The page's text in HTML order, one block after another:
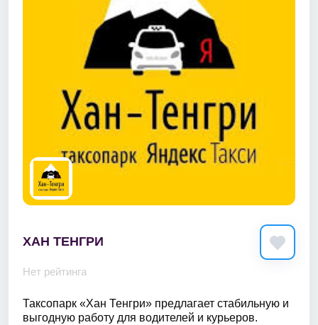
ХАН ТЕНГРИ
Нет рейтинга
Таксопарк «Хан Тенгри» предлагает стабильную и
выгодную работу для водителей и курьеров.